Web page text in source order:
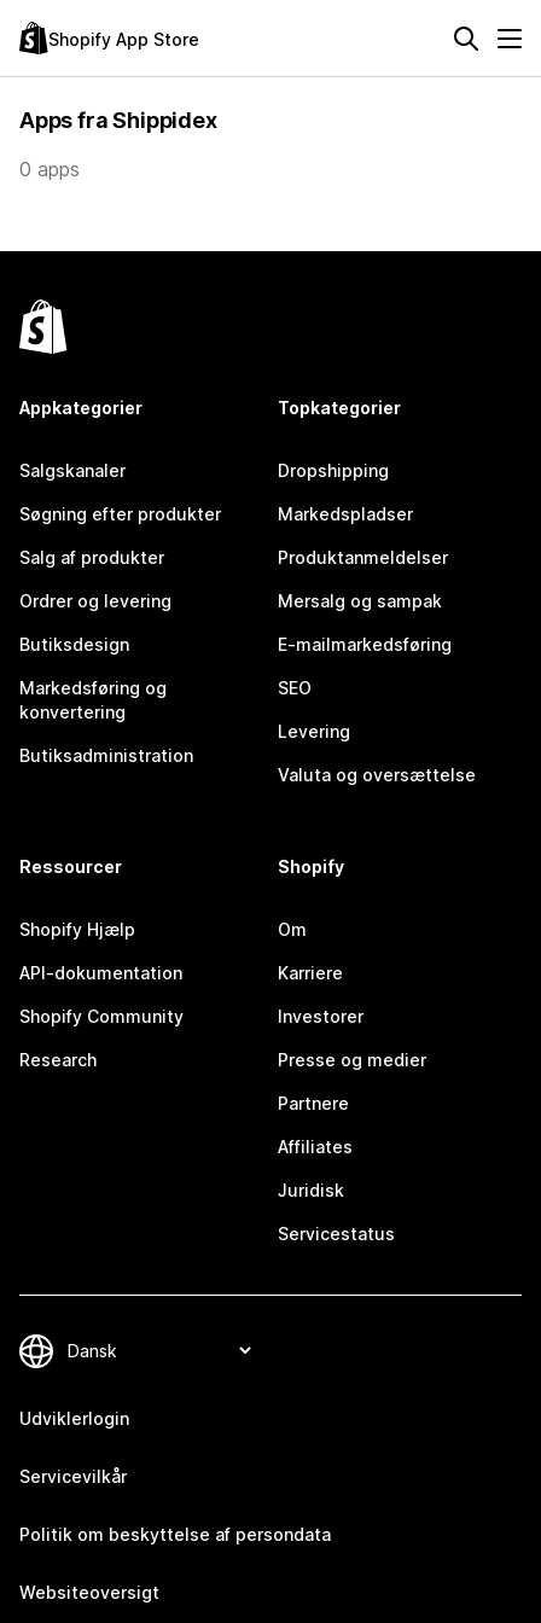
Shopify App Store
Apps fra Shippidex
0 apps
Appkategorier
Salgskanaler
Søgning efter produkter
Salg af produkter
Ordrer og levering
Butiksdesign
Markedsføring og
konvertering
Butiksadministration
Topkategorier
Dropshipping
Markedspladser
Produktanmeldelser
Mersalg og sampak
E-mailmarkedsføring
SEO
Levering
Valuta og oversættelse
Ressourcer
Shopify Hjælp
API-dokumentation
Shopify Community
Research
Shopify
Om
Karriere
Investorer
Presse og medier
Partnere
Affiliates
Juridisk
Servicestatus
Udviklerlogin
Servicevilkår
Politik om beskyttelse af persondata
Websiteoversigt